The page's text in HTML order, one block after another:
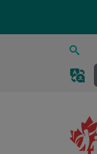
جستجو